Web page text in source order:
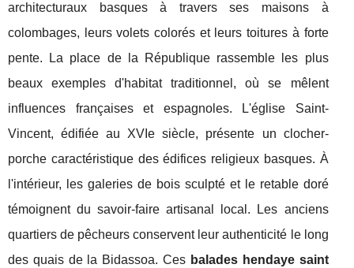
architecturaux basques à travers ses maisons à
colombages, leurs volets colorés et leurs toitures à forte
pente. La place de la République rassemble les plus
beaux exemples d'habitat traditionnel, où se mêlent
influences françaises et espagnoles. L'église Saint-
Vincent, édifiée au XVIe siècle, présente un clocher-
porche caractéristique des édifices religieux basques. À
l'intérieur, les galeries de bois sculpté et le retable doré
témoignent du savoir-faire artisanal local. Les anciens
quartiers de pêcheurs conservent leur authenticité le long
des quais de la Bidassoa. Ces balades hendaye saint